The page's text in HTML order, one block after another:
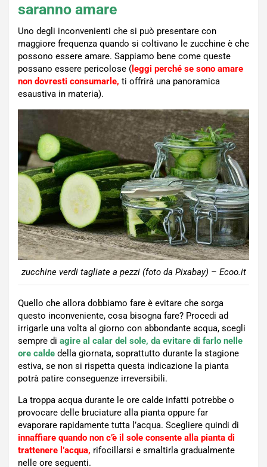
saranno amare
Uno degli inconvenienti che si può presentare con
maggiore frequenza quando si coltivano le zucchine è che
possono essere amare. Sappiamo bene come queste
possano essere pericolose ( leggi perché se sono amare
non dovresti consumarle, ti offrirà una panoramica
esaustiva in materia).
zucchine verdi tagliate a pezzi (foto da Pixabay) – Ecoo.it
Quello che allora dobbiamo fare è evitare che sorga
questo inconveniente, cosa bisogna fare? Procedi ad
irrigarle una volta al giorno con abbondante acqua, scegli
sempre di agire al calar del sole, da evitare di farlo nelle
ore calde della giornata, soprattutto durante la stagione
estiva, se non si rispetta questa indicazione la pianta
potrà patire conseguenze irreversibili.
La troppa acqua durante le ore calde infatti potrebbe o
provocare delle bruciature alla pianta oppure far
evaporare rapidamente tutta l’acqua. Scegliere quindi di
innaffiare quando non c’è il sole consente alla pianta di
trattenere l’acqua, rifocillarsi e smaltirla gradualmente
nelle ore seguenti.